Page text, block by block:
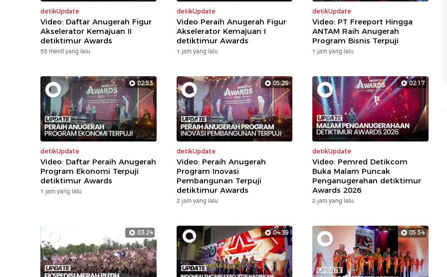
detikUpdate
Video: Daftar Anugerah Figur
Akselerator Kemajuan II
detiktimur Awards
55 menit yang lalu
detikUpdate
Video Peraih Anugerah Figur
Akselerator Kemajuan I
detiktimur Awards
1 jam yang lalu
detikUpdate
Video: PT Freeport Hingga
ANTAM Raih Anugerah
Program Bisnis Terpuji
1 jam yang lalu
02:53
detikUpdate
Video: Daftar Peraih Anugerah
Program Ekonomi Terpuji
detiktimur Awards
1 jam yang lalu
05:29
detikUpdate
Video: Peraih Anugerah
Program Inovasi
Pembangunan Terpuji
detiktimur Awards
2 jam yang lalu
02:17
detikUpdate
Video: Pemred Detikcom
Buka Malam Puncak
Penganugerahan detiktimur
Awards 2026
2 jam yang lalu
03:24 04:39 05:54